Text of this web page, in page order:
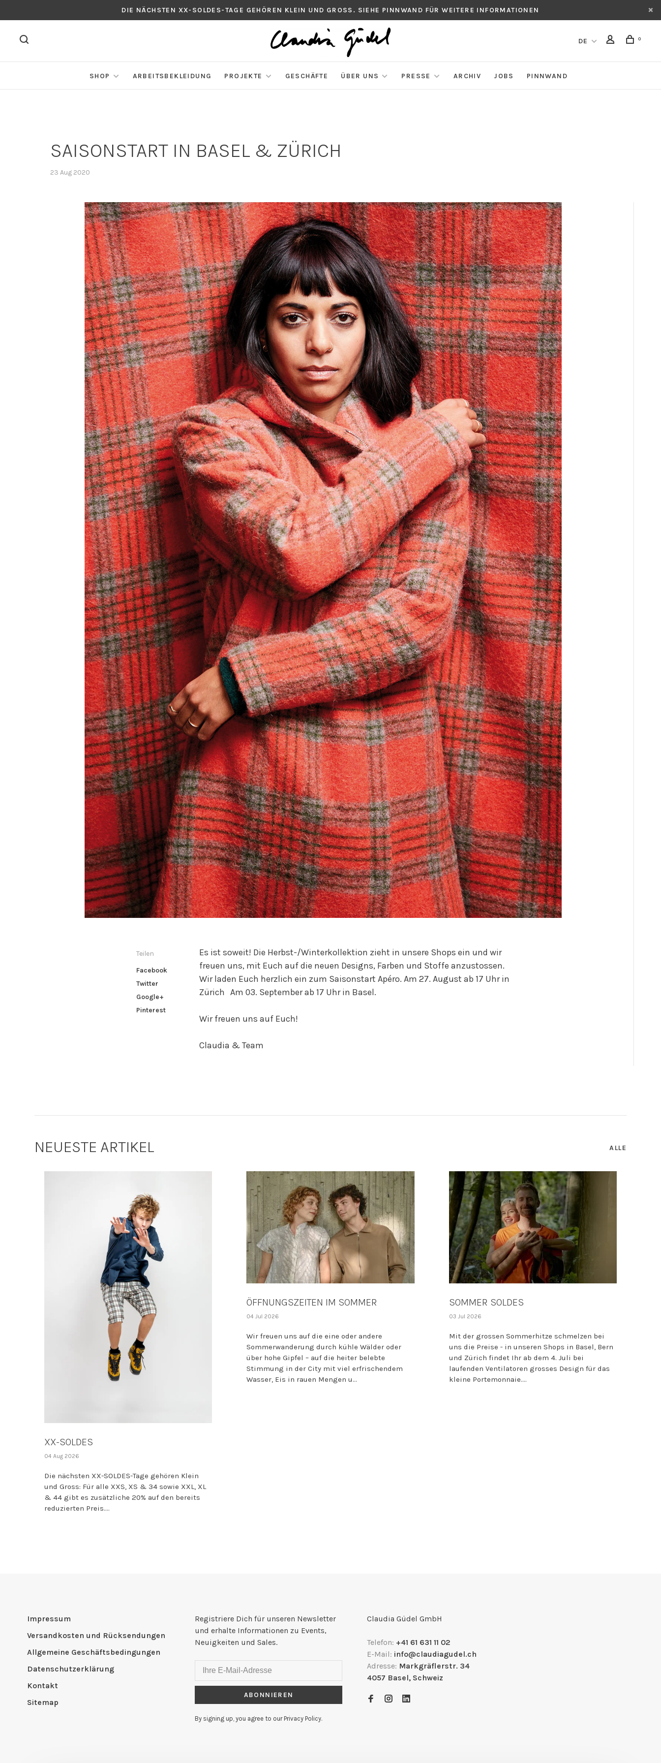
DIE NÄCHSTEN XX-SOLDES-TAGE GEHÖREN KLEIN UND GROSS. SIEHE PINNWAND FÜR WEITERE INFORMATIONEN
DE 0
SHOP ARBEITSBEKLEIDUNG PROJEKTE GESCHÄFTE ÜBER UNS PRESSE ARCHIV JOBS PINNWAND
SAISONSTART IN BASEL & ZÜRICH
23 Aug 2020
Teilen
Facebook
Twitter
Google+
Pinterest
Es ist soweit! Die Herbst-/Winterkollektion zieht in unsere Shops ein und wir
freuen uns, mit Euch auf die neuen Designs, Farben und Stoffe anzustossen.
Wir laden Euch herzlich ein zum Saisonstart Apéro. Am 27. August ab 17 Uhr in
Zürich Am 03. September ab 17 Uhr in Basel.
Wir freuen uns auf Euch!
Claudia & Team
NEUESTE ARTIKEL ALLE
XX-SOLDES
04 Aug 2026
Die nächsten XX-SOLDES-Tage gehören Klein
und Gross: Für alle XXS, XS & 34 sowie XXL, XL
& 44 gibt es zusätzliche 20% auf den bereits
reduzierten Preis....
ÖFFNUNGSZEITEN IM SOMMER
04 Jul 2026
Wir freuen uns auf die eine oder andere
Sommerwanderung durch kühle Wälder oder
über hohe Gipfel – auf die heiter belebte
Stimmung in der City mit viel erfrischendem
Wasser, Eis in rauen Mengen u...
SOMMER SOLDES
03 Jul 2026
Mit der grossen Sommerhitze schmelzen bei
uns die Preise - in unseren Shops in Basel, Bern
und Zürich findet Ihr ab dem 4. Juli bei
laufenden Ventilatoren grosses Design für das
kleine Portemonnaie....
Impressum
Versandkosten und Rücksendungen
Allgemeine Geschäftsbedingungen
Datenschutzerklärung
Kontakt
Sitemap
Registriere Dich für unseren Newsletter
und erhalte Informationen zu Events,
Neuigkeiten und Sales.
ABONNIEREN
By signing up, you agree to our Privacy Policy.
Claudia Güdel GmbH
Telefon: +41 61 631 11 02
E-Mail: info@claudiagudel.ch
Adresse: Markgräflerstr. 34
4057 Basel, Schweiz